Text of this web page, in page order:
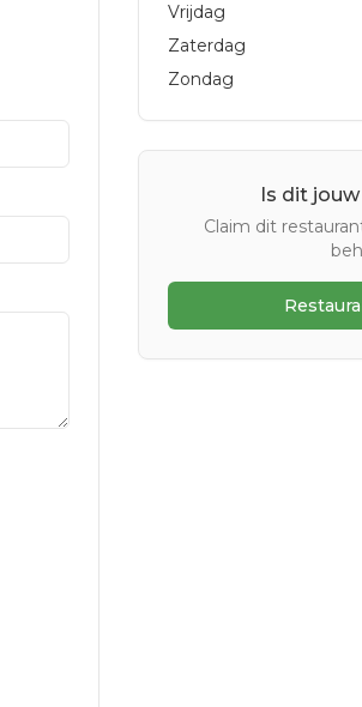
Vrijdag
Zaterdag
Zondag
Is dit
Claim dit